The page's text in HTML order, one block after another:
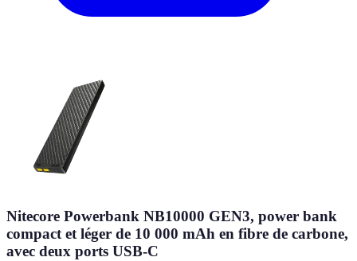
Nitecore Powerbank NB10000 GEN3, power bank
compact et léger de 10 000 mAh en fibre de carbone,
avec deux ports USB-C